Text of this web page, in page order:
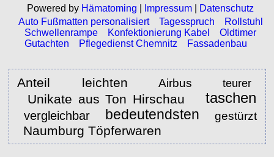
Powered by Hämatoming Impressum
Datenschutz
Auto Fußmatten personalisiert
Tagesspruch
Rollstuhl
Schwellenrampe
Konfektionierung Kabel
Oldtimer
Gutachten
Pflegedienst Chemnitz Fassadenbau
Anteil leichten Airbus teurer
Unikate aus Ton Hirschau taschen
vergleichbar bedeutendsten gestürzt
Naumburg Töpferwaren